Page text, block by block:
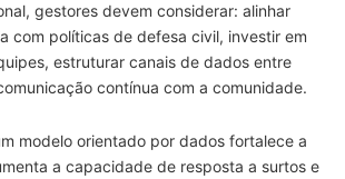
gestores devem considerar: alinhar
com políticas de defesa civil, investir em
estruturar canais de dados entre
contínua com a comunidade.
modelo orientado por dados fortalece a
a capacidade de resposta a surtos e